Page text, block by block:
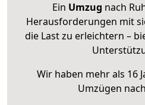
Ein Umzug nach
Herausforderungen mit
die Last zu erleichtern –
Wir haben mehr als 16
Umzügen nach